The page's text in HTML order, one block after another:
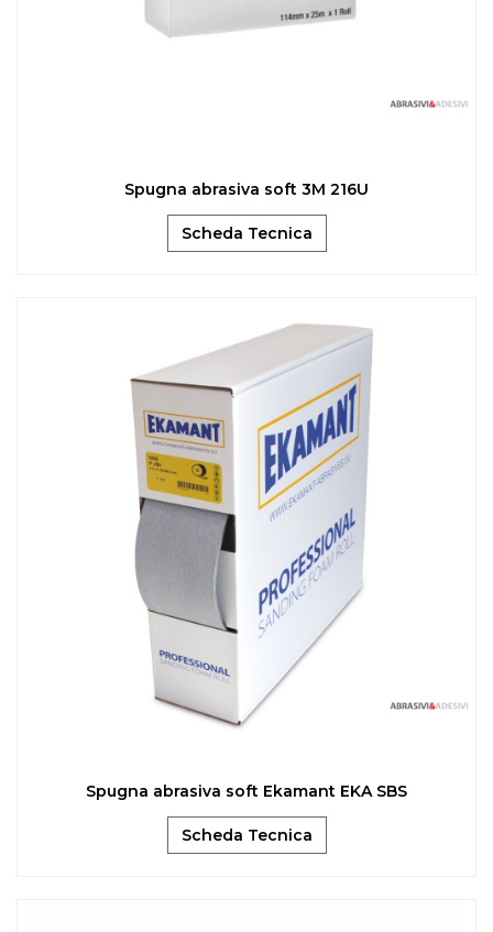
Spugna abrasiva soft 3M 216U
Scheda Tecnica
Spugna abrasiva soft Ekamant EKA SBS
Scheda Tecnica